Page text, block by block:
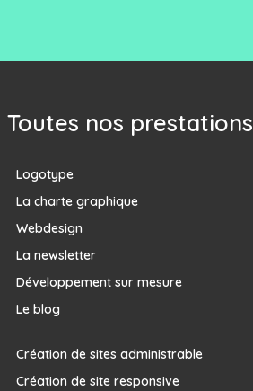
Toutes nos prestations
Logotype
La charte graphique
Webdesign
La newsletter
Développement sur mesure
Le blog
Création de sites administrable
Création de site responsive